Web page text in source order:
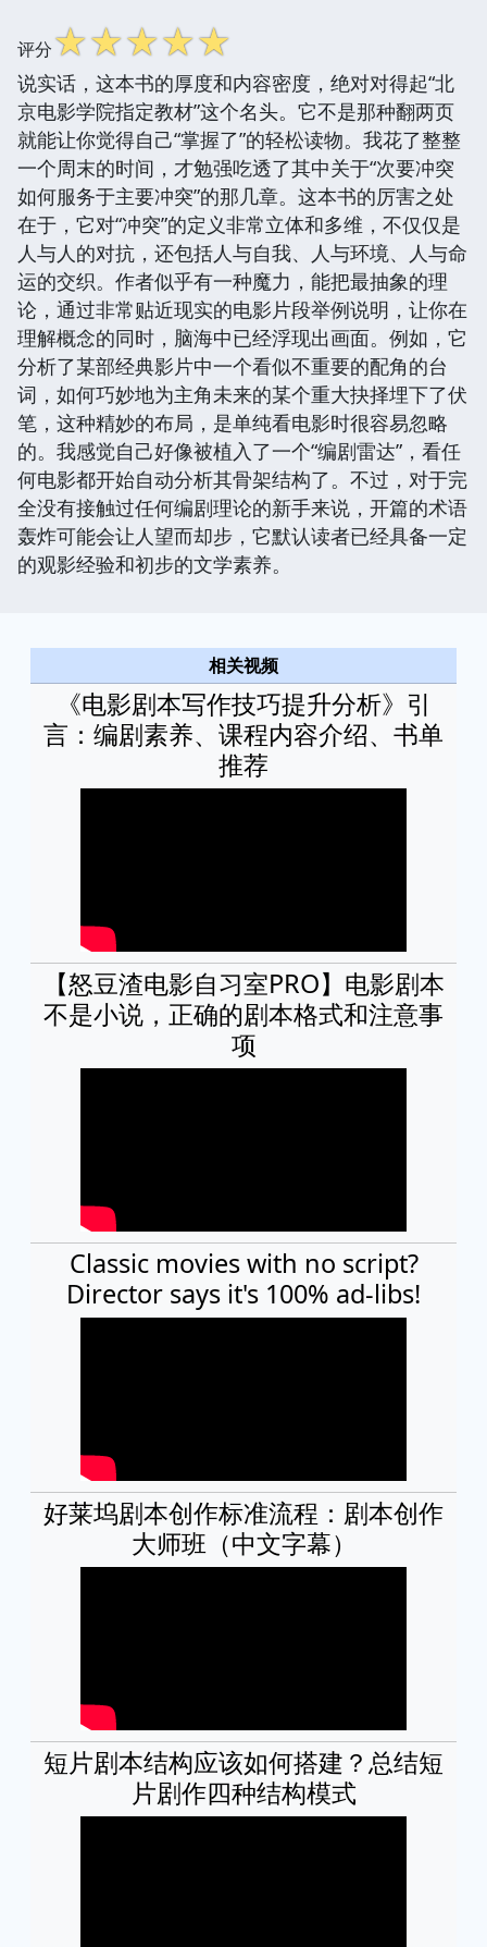
评分☆☆☆☆☆
说实话，这本书的厚度和内容密度，绝对对得起“北
京电影学院指定教材”这个名头。它不是那种翻两页
就能让你觉得自己“掌握了”的轻松读物。我花了整整
一个周末的时间，才勉强吃透了其中关于“次要冲突
如何服务于主要冲突”的那几章。这本书的厉害之处
在于，它对“冲突”的定义非常立体和多维，不仅仅是
人与人的对抗，还包括人与自我、人与环境、人与命
运的交织。作者似乎有一种魔力，能把最抽象的理
论，通过非常贴近现实的电影片段举例说明，让你在
理解概念的同时，脑海中已经浮现出画面。例如，它
分析了某部经典影片中一个看似不重要的配角的台
词，如何巧妙地为主角未来的某个重大抉择埋下了伏
笔，这种精妙的布局，是单纯看电影时很容易忽略
的。我感觉自己好像被植入了一个“编剧雷达”，看任
何电影都开始自动分析其骨架结构了。不过，对于完
全没有接触过任何编剧理论的新手来说，开篇的术语
轰炸可能会让人望而却步，它默认读者已经具备一定
的观影经验和初步的文学素养。
相关视频
《电影剧本写作技巧提升分析》引
言：编剧素养、课程内容介绍、书单
推荐
【怒豆渣电影自习室PRO】电影剧本
不是小说，正确的剧本格式和注意事
项
Classic movies with no script?
Director says it's 100% ad-libs!
好莱坞剧本创作标准流程：剧本创作
大师班（中文字幕）
短片剧本结构应该如何搭建？总结短
片剧作四种结构模式